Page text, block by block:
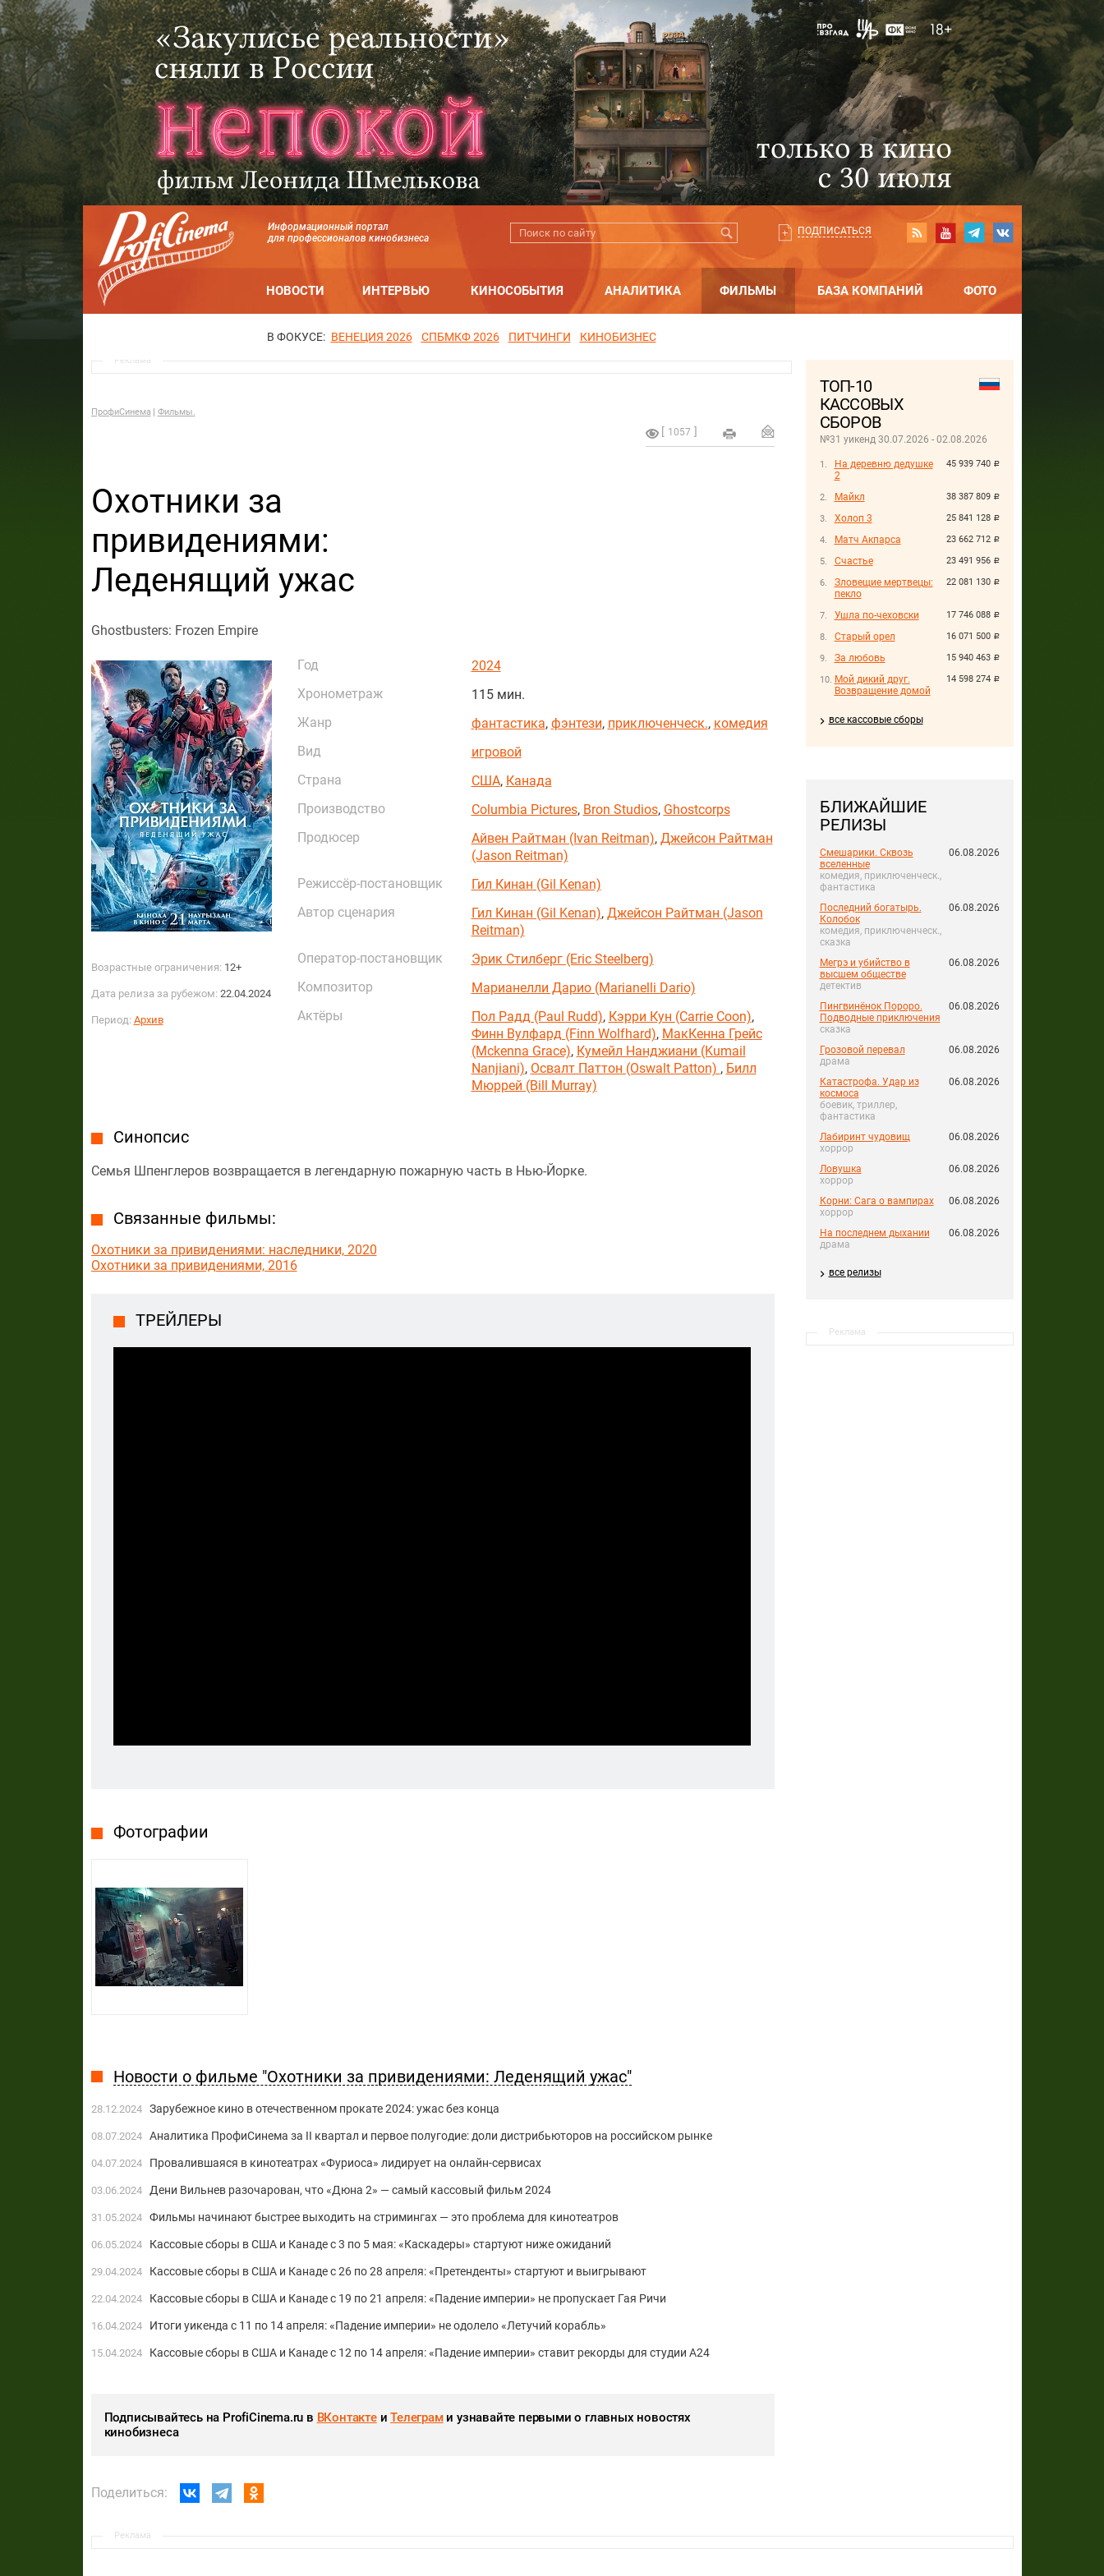
Информационный портал
для профессионалов кинобизнеса
ПОДПИСАТЬСЯ
НОВОСТИ ИНТЕРВЬЮ КИНОСОБЫТИЯ АНАЛИТИКА ФИЛЬМЫ БАЗА КОМПАНИЙ ФОТО
В ФОКУСЕ: ВЕНЕЦИЯ 2026 СПБМКФ 2026 ПИТЧИНГИ КИНОБИЗНЕС
ТОП-10
КАССОВЫХ
СБОРОВ
№31 уикенд 30.07.2026 - 02.08.2026
45 939 740 руб.
На деревню дедушке
2
38 387 809 руб.
Майкл
25 841 128 руб.
Холоп 3
23 662 712 руб.
Матч Акпарса
23 491 956 руб.
Счастье
22 081 130 руб.
Зловещие мертвецы:
пекло
17 746 088 руб.
Ушла по-чеховски
16 071 500 руб.
Старый орел
15 940 463 руб.
За любовь
14 598 274 руб.
Мой дикий друг.
Возвращение домой
все кассовые сборы
БЛИЖАЙШИЕ
РЕЛИЗЫ
Смешарики. Сквозь
вселенные
комедия, приключенческ.,
фантастика
06.08.2026
Последний богатырь.
Колобок
комедия, приключенческ.,
сказка
06.08.2026
Мегрэ и убийство в
высшем обществе
детектив
06.08.2026
Пингвинёнок Пороро.
Подводные приключения
сказка
06.08.2026
Грозовой перевал
драма
06.08.2026
Катастрофа. Удар из
космоса
боевик, триллер,
фантастика
06.08.2026
Лабиринт чудовищ
хоррор
06.08.2026
Ловушка
хоррор
06.08.2026
Корни: Сага о вампирах
хоррор
06.08.2026
На последнем дыхании
драма
06.08.2026
все релизы
Реклама
Реклама
ПрофиСинема Фильмы.
1057
Охотники за
привидениями:
Леденящий ужас
Ghostbusters: Frozen Empire
Возрастные ограничения: 12+
Дата релиза за рубежом: 22.04.2024
Период: Архив
Год
2024
Хронометраж
115 мин.
Жанр
фантастика, фэнтези, приключенческ., комедия
Вид
игровой
Страна
США, Канада
Производство
Columbia Pictures, Bron Studios, Ghostcorps
Продюсер
Айвен Райтман (Ivan Reitman), Джейсон Райтман
(Jason Reitman)
Режиссёр-постановщик
Гил Кинан (Gil Kenan)
Автор сценария
Гил Кинан (Gil Kenan), Джейсон Райтман (Jason
Reitman)
Оператор-постановщик
Эрик Стилберг (Eric Steelberg)
Композитор
Марианелли Дарио (Marianelli Dario)
Актёры
Пол Радд (Paul Rudd), Кэрри Кун (Carrie Coon),
Финн Вулфард (Finn Wolfhard), МакКенна Грейс
(Mckenna Grace), Кумейл Нанджиани (Kumail
Nanjiani), Освалт Паттон (Oswalt Patton) , Билл
Мюррей (Bill Murray)
Синопсис
Семья Шпенглеров возвращается в легендарную пожарную часть в Нью-Йорке.
Связанные фильмы:
Охотники за привидениями: наследники, 2020
Охотники за привидениями, 2016
ТРЕЙЛЕРЫ
Фотографии
Новости о фильме "Охотники за привидениями: Леденящий ужас"
28.12.2024 Зарубежное кино в отечественном прокате 2024: ужас без конца
08.07.2024 Аналитика ПрофиСинема за II квартал и первое полугодие: доли дистрибьюторов на российском рынке
04.07.2024 Провалившаяся в кинотеатрах «Фуриоса» лидирует на онлайн-сервисах
03.06.2024 Дени Вильнев разочарован, что «Дюна 2» — самый кассовый фильм 2024
31.05.2024 Фильмы начинают быстрее выходить на стримингах — это проблема для кинотеатров
06.05.2024 Кассовые сборы в США и Канаде с 3 по 5 мая: «Каскадеры» стартуют ниже ожиданий
29.04.2024 Кассовые сборы в США и Канаде с 26 по 28 апреля: «Претенденты» стартуют и выигрывают
22.04.2024 Кассовые сборы в США и Канаде с 19 по 21 апреля: «Падение империи» не пропускает Гая Ричи
16.04.2024 Итоги уикенда с 11 по 14 апреля: «Падение империи» не одолело «Летучий корабль»
15.04.2024 Кассовые сборы в США и Канаде с 12 по 14 апреля: «Падение империи» ставит рекорды для студии А24
Подписывайтесь на ProfiCinema.ru в ВКонтактеиТелеграми узнавайте первыми о главных новостях
кинобизнеса
Поделиться:
Реклама